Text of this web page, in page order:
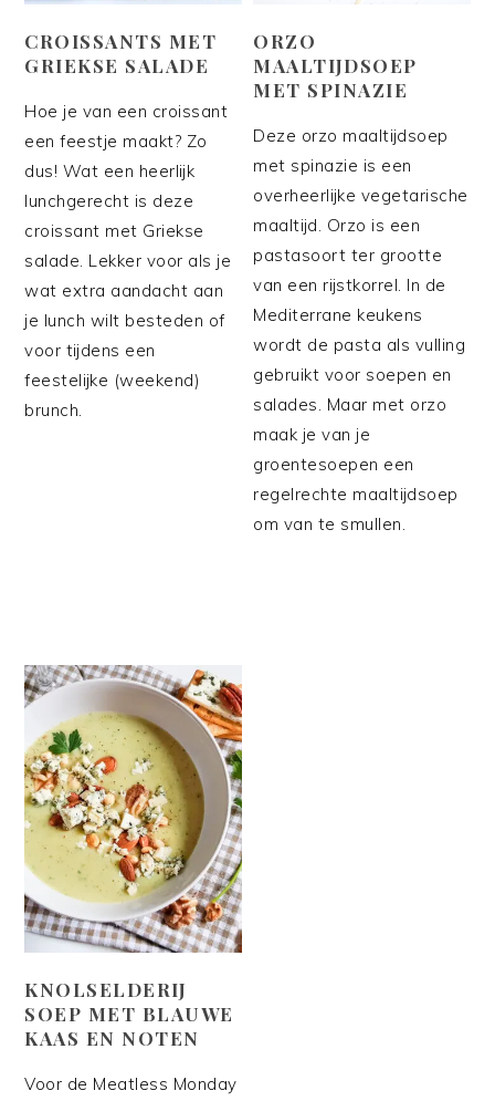
CROISSANTS MET
GRIEKSE SALADE
Hoe je van een croissant
een feestje maakt? Zo
dus! Wat een heerlijk
lunchgerecht is deze
croissant met Griekse
salade. Lekker voor als je
wat extra aandacht aan
je lunch wilt besteden of
voor tijdens een
feestelijke (weekend)
brunch.
ORZO
MAALTIJDSOEP
MET SPINAZIE
Deze orzo maaltijdsoep
met spinazie is een
overheerlijke vegetarische
maaltijd. Orzo is een
pastasoort ter grootte
van een rijstkorrel. In de
Mediterrane keukens
wordt de pasta als vulling
gebruikt voor soepen en
salades. Maar met orzo
maak je van je
groentesoepen een
regelrechte maaltijdsoep
om van te smullen.
KNOLSELDERIJ
SOEP MET BLAUWE
KAAS EN NOTEN
Voor de Meatless Monday